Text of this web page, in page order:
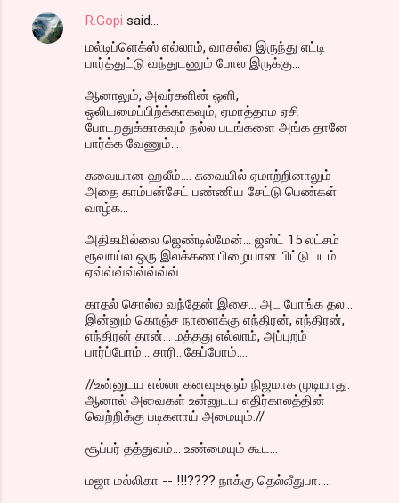
R.Gopi said…
மல்டிப்ளெக்ஸ் எல்லாம், வாசல்ல இருந்து எட்டி
பார்த்துட்டு வந்துடணும் போல இருக்கு...
ஆனாலும், அவர்களின் ஒளி,
ஒலியமைப்பிற்க்காகவும், ஏமாத்தாம ஏசி
போடறதுக்காகவும் நல்ல படங்களை அங்க தானே
பார்க்க வேணும்...
சுவையான ஹலீம்.... சுவையில் ஏமாற்றினாலும்
அதை காம்பன்சேட் பண்ணிய சேட்டு பெண்கள்
வாழ்க...
அதிகமில்லை ஜெண்டில்மேன்... ஜஸ்ட் 15 லட்சம்
ரூவாய்ல ஒரு இலக்கண பிழையான பிட்டு படம்...
ஏவ்வ்வ்வ்வ்வ்வ்வ்........
காதல் சொல்ல வந்தேன் இசை... அட போங்க தல...
இன்னும் கொஞ்ச நாளைக்கு எந்திரன், எந்திரன்,
எந்திரன் தான்... மத்தது எல்லாம், அப்புறம்
பார்ப்போம்... சாரி...கேப்போம்....
//உன்னுடய எல்லா கனவுகளும் நிஜமாக முடியாது.
ஆனால் அவைகள் உன்னுடய எதிர்காலத்தின்
வெற்றிக்கு படிகளாய் அமையும்.//
சூப்பர் தத்துவம்... உண்மையும் கூட...
மஜா மல்லிகா -- !!!???? நாக்கு தெல்லீதுபா.....